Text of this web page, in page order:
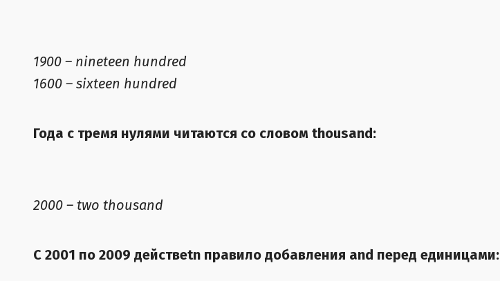
1900 – nineteen hundred
1600 – sixteen hundred
Года с тремя нулями читаются со словом thousand:
2000 – two thousand
C 2001 по 2009 действetn правило добавления and перед единицами: